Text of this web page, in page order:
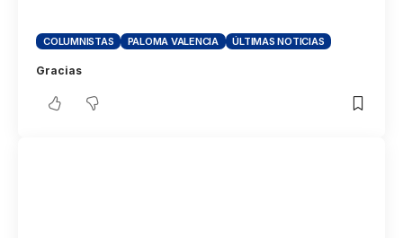
COLUMNISTAS PALOMA VALENCIA ÚLTIMAS NOTICIAS
Gracias